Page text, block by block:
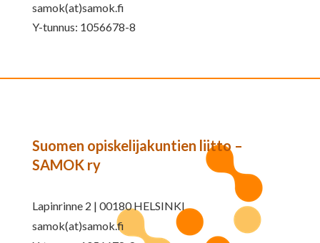
samok(at)samok.fi
Y-tunnus: 1056678-8
Suomen opiskelijakuntien liitto –
SAMOK ry
Lapinrinne 2 | 00180 HELSINKI
samok(at)samok.fi